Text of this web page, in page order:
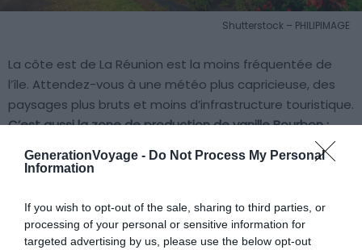
GenerationVoyage - Do Not Process My Personal
Information
If you wish to opt-out of the sale, sharing to third parties, or
processing of your personal or sensitive information for
targeted advertising by us, please use the below opt-out
Shutterstock – PHILIPIMAGE
La côte est de La Réunion est la moins fréquentée de
l’île. Attendez-vous à une météo plus capricieuse, des
paysages plus bruts et moins d’infrastructure touristique.
C’est aussi la zone de production de vanille Bourbon :
autour de Bras-Panon ou Sainte-Suzanne, plusieurs
exploitations reçoivent des visiteurs.Elles vous
justifie le prix de la vanille réunionnaise sur les marchés
mondiaux.